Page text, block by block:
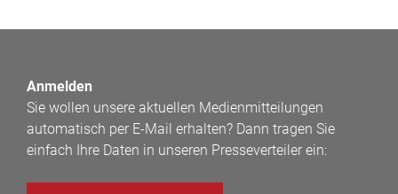
Anmelden
Sie wollen unsere aktuellen Medienmitteilungen
automatisch per E-Mail erhalten? Dann tragen Sie
einfach Ihre Daten in unseren Presseverteiler ein: